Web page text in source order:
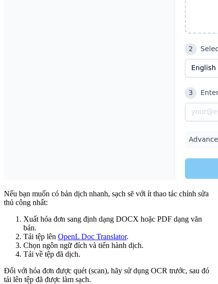
Nếu bạn muốn có bản dịch nhanh, sạch sẽ với ít thao tác chỉnh sửa
thủ công nhất:
Xuất hóa đơn sang định dạng DOCX hoặc PDF dạng văn
bản.
Tải tệp lên OpenL Doc Translator.
Chọn ngôn ngữ đích và tiến hành dịch.
Tải về tệp đã dịch.
Đối với hóa đơn được quét (scan), hãy sử dụng OCR trước, sau đó
tải lên tệp đã được làm sạch.